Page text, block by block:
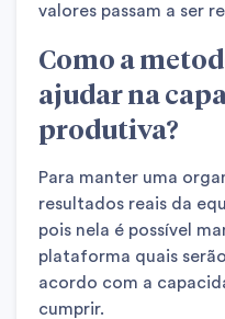
valores passam a ser
Como a
ajudar na
produtiva?
Para manter uma
resultados reais da
pois nela é possível
plataforma quais
acordo com a
cumprir.